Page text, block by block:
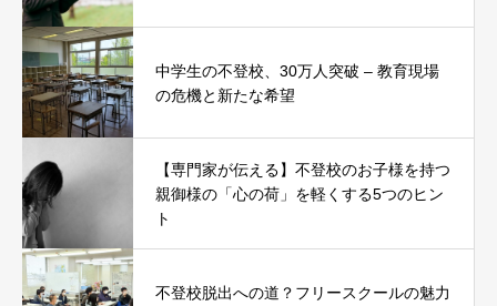
中学生の不登校、30万人突破 – 教育現場
の危機と新たな希望
【専門家が伝える】不登校のお子様を持つ
親御様の「心の荷」を軽くする5つのヒン
ト
不登校脱出への道？フリースクールの魅力